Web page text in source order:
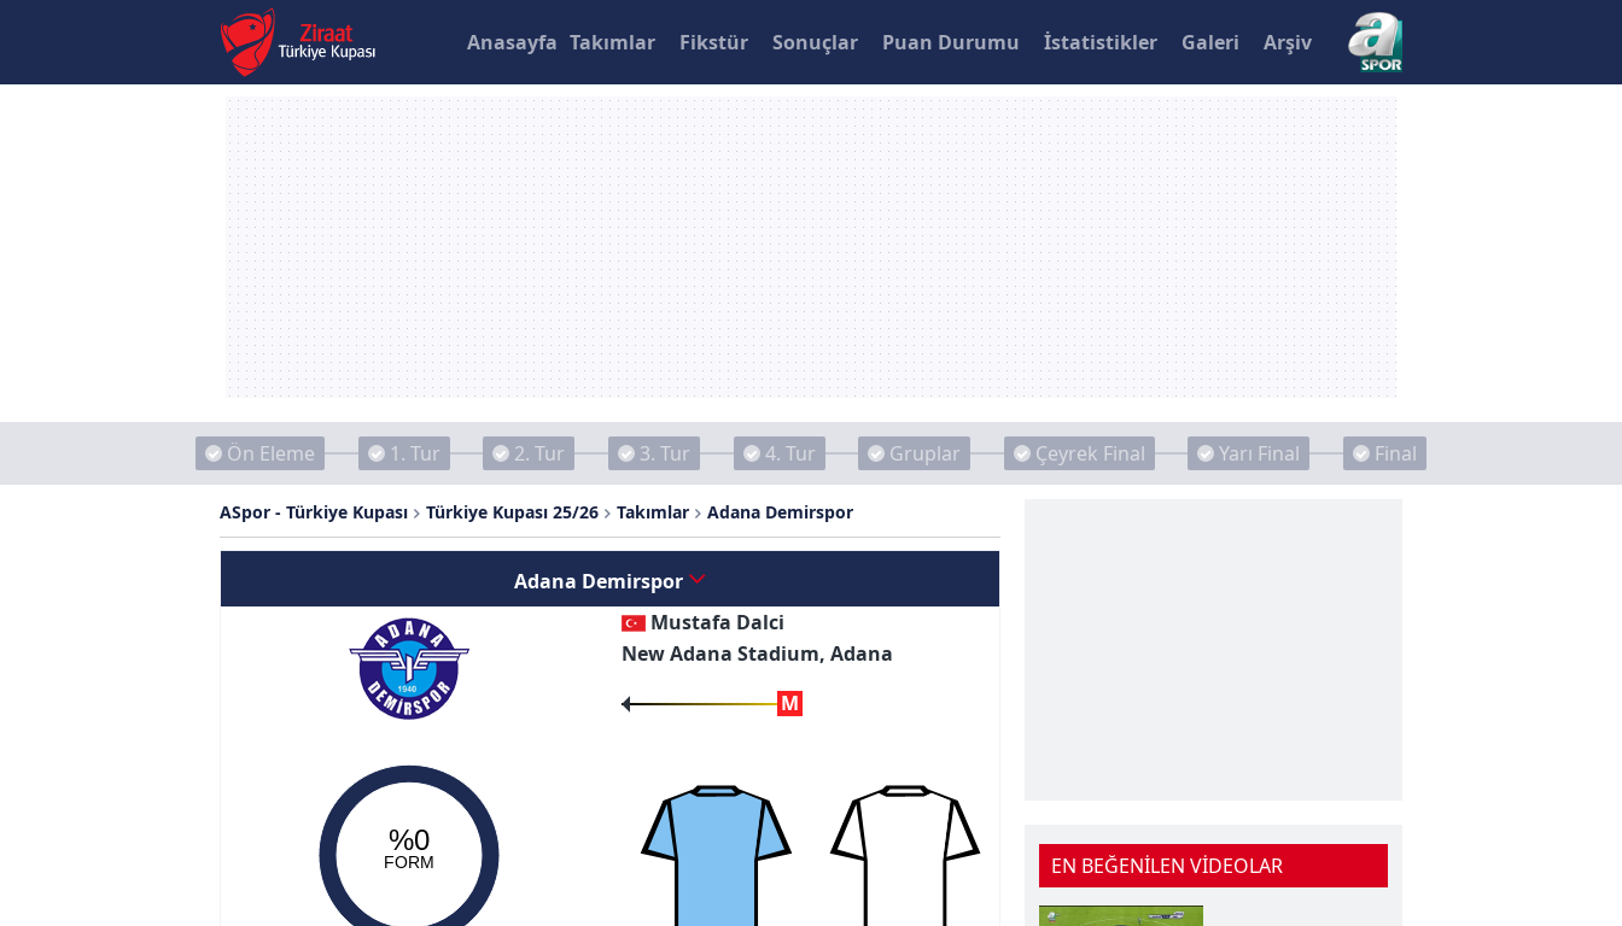
Anasayfa Takımlar Fikstür Sonuçlar Puan Durumu İstatistikler Galeri Arşiv
Ön Eleme 1. Tur 2. Tur 3. Tur 4. Tur Gruplar Çeyrek Final Yarı Final Final
ASpor - Türkiye Kupası Türkiye Kupası 25/26 Takımlar Adana Demirspor
Adana Demirspor
Mustafa Dalci
New Adana Stadium, Adana
M
%0
FORM EN BEĞENİLEN VİDEOLAR